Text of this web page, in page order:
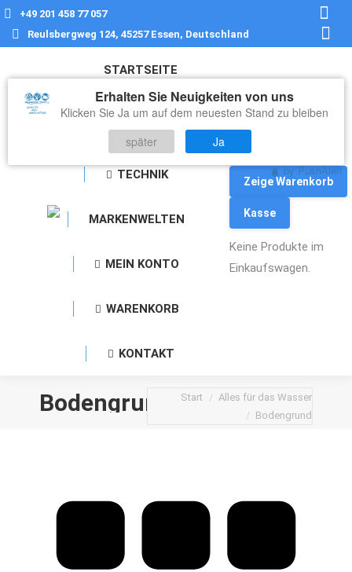
+49 201 458 77 057
Reulsbergweg 124, 45257 Essen, Deutschland
page
STARTSEITE
ALLES FÜR
DAS WASSER
TECHNIK
MARKENWELTEN
MEIN KONTO
WARENKORB
KONTAKT
0,00
Zeige Warenkorb
Kasse
Keine Produkte im
Einkaufswagen.
BodengrundSie befinden sich hier:
Start
Alles für das Wasser
Bodengrund
Erhalten Sie Neuigkeiten von uns
Klicken Sie Ja um auf dem neuesten Stand zu bleiben
später
Ja
by PushAlert